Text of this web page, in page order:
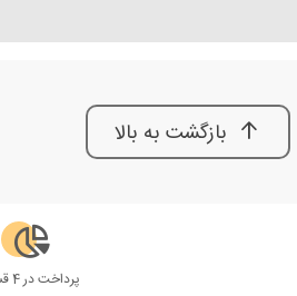
بازگشت به بالا
پرداخت در 4 قسط